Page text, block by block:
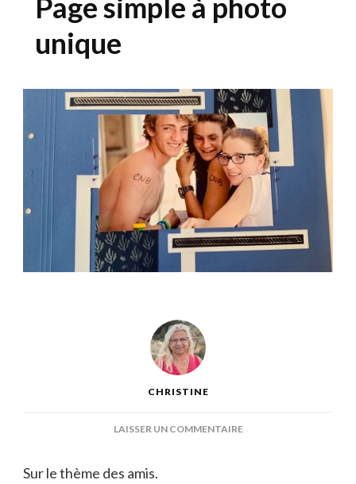
Page simple à photo
unique
CHRISTINE
LAISSER UN COMMENTAIRESUR
Sur le thème des amis.